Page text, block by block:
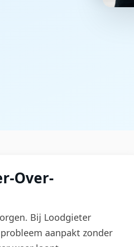
Over-
Bij Loodgieter
aanpakt zonder